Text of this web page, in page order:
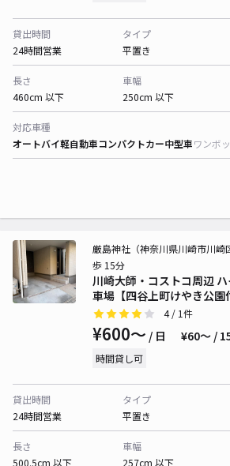
貸出時間
24時間営業
タイプ
平置き
長さ
460cm 以下
車幅
250cm 以下
対応車種
オートバイ軽自動車コンパクトカー中型車ワンボ
川崎大師・コストコ周辺
車場【四谷上町けやき公園
厳島神社（神奈川県川崎市川崎
歩 15分
4/ 1件
¥600〜 / 日 ¥60〜 /
時間貸し可
貸出時間
24時間営業
タイプ
平置き
長さ
500.5cm 以下
車幅
257cm 以下